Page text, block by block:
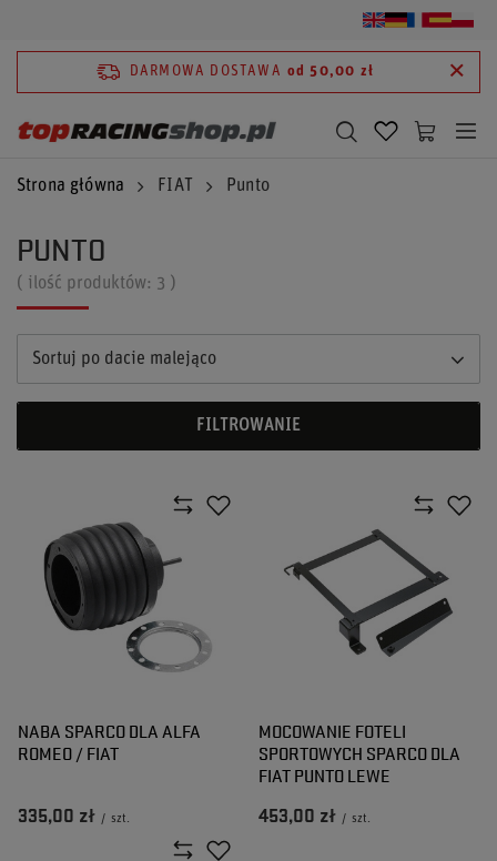
DARMOWA DOSTAWA od 50,00 zł
Strona główna FIAT Punto
PUNTO
( ilość produktów: 3 )
Sortuj po dacie malejąco
FILTROWANIE
NABA SPARCO DLA ALFA
ROMEO / FIAT
335,00 zł / szt.
MOCOWANIE FOTELI
SPORTOWYCH SPARCO DLA
FIAT PUNTO LEWE
453,00 zł / szt.